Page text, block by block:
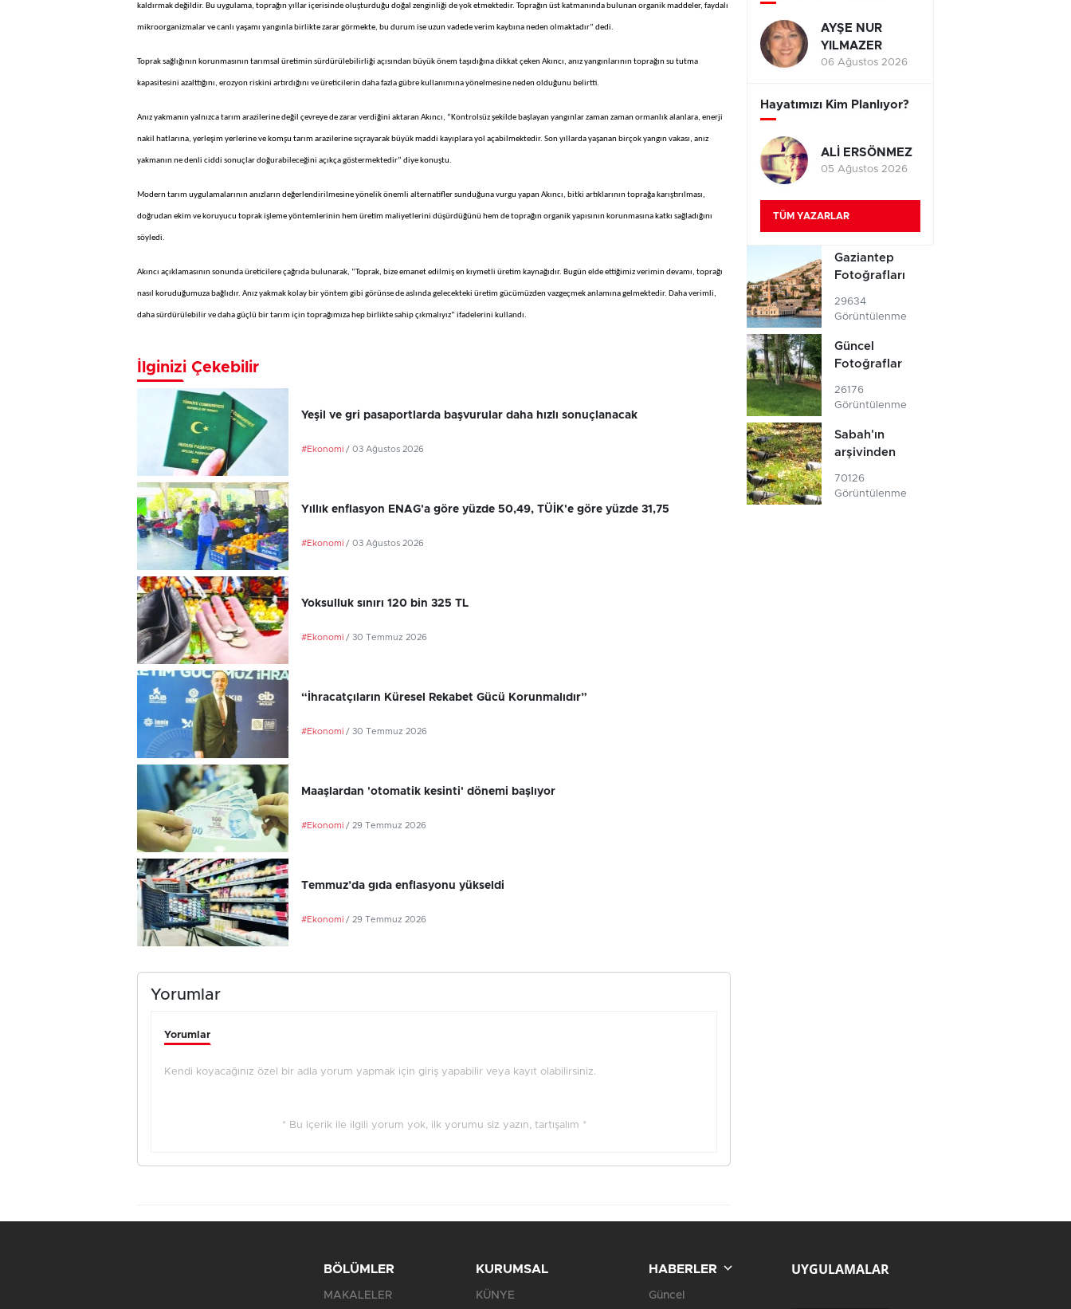
kaldırmak değildir. Bu uygulama, toprağın yıllar içerisinde oluşturduğu doğal zenginliği de yok etmektedir. Toprağın üst katmanında bulunan organik maddeler, faydalı
mikroorganizmalar ve canlı yaşamı yangınla birlikte zarar görmekte, bu durum ise uzun vadede verim kaybına neden olmaktadır” dedi.
Toprak sağlığının korunmasının tarımsal üretimin sürdürülebilirliği açısından büyük önem taşıdığına dikkat çeken Akıncı, anız yangınlarının toprağın su tutma
kapasitesini azalttığını, erozyon riskini artırdığını ve üreticilerin daha fazla gübre kullanımına yönelmesine neden olduğunu belirtti.
Anız yakmanın yalnızca tarım arazilerine değil çevreye de zarar verdiğini aktaran Akıncı, “Kontrolsüz şekilde başlayan yangınlar zaman zaman ormanlık alanlara, enerji
nakil hatlarına, yerleşim yerlerine ve komşu tarım arazilerine sıçrayarak büyük maddi kayıplara yol açabilmektedir. Son yıllarda yaşanan birçok yangın vakası, anız
yakmanın ne denli ciddi sonuçlar doğurabileceğini açıkça göstermektedir” diye konuştu.
Modern tarım uygulamalarının anızların değerlendirilmesine yönelik önemli alternatifler sunduğuna vurgu yapan Akıncı, bitki artıklarının toprağa karıştırılması,
doğrudan ekim ve koruyucu toprak işleme yöntemlerinin hem üretim maliyetlerini düşürdüğünü hem de toprağın organik yapısının korunmasına katkı sağladığını
söyledi.
Akıncı açıklamasının sonunda üreticilere çağrıda bulunarak, “Toprak, bize emanet edilmiş en kıymetli üretim kaynağıdır. Bugün elde ettiğimiz verimin devamı, toprağı
nasıl koruduğumuza bağlıdır. Anız yakmak kolay bir yöntem gibi görünse de aslında gelecekteki üretim gücümüzden vazgeçmek anlamına gelmektedir. Daha verimli,
daha sürdürülebilir ve daha güçlü bir tarım için toprağımıza hep birlikte sahip çıkmalıyız” ifadelerini kullandı.
İlginizi Çekebilir
Yeşil ve gri pasaportlarda başvurular daha hızlı sonuçlanacak
#Ekonomi / 03 Ağustos 2026
Yıllık enflasyon ENAG'a göre yüzde 50,49, TÜİK'e göre yüzde 31,75
#Ekonomi / 03 Ağustos 2026
Yoksulluk sınırı 120 bin 325 TL
#Ekonomi / 30 Temmuz 2026
“İhracatçıların Küresel Rekabet Gücü Korunmalıdır”
#Ekonomi / 30 Temmuz 2026
Maaşlardan 'otomatik kesinti' dönemi başlıyor
#Ekonomi / 29 Temmuz 2026
Temmuz’da gıda enflasyonu yükseldi
#Ekonomi / 29 Temmuz 2026
Yorumlar
Yorumlar
Kendi koyacağınız özel bir adla yorum yapmak için giriş yapabilir veya kayıt olabilirsiniz.
* Bu içerik ile ilgili yorum yok, ilk yorumu siz yazın, tartışalım *
AYŞE NUR
YILMAZER
06 Ağustos 2026
Hayatımızı Kim Planlıyor?
ALİ ERSÖNMEZ
05 Ağustos 2026
TÜM YAZARLAR
Gaziantep
Fotoğrafları
29634
Görüntülenme
Güncel
Fotoğraflar
26176
Görüntülenme
Sabah'ın
arşivinden
70126
Görüntülenme
BÖLÜMLER
MAKALELER
KURUMSAL
KÜNYE
HABERLER
Güncel
UYGULAMALAR